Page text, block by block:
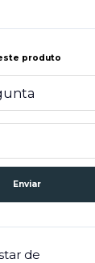
produto
Enviar
de